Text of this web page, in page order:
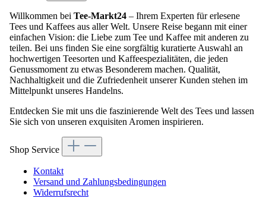
Willkommen bei Tee-Markt24 – Ihrem Experten für erlesene
Tees und Kaffees aus aller Welt. Unsere Reise begann mit einer
einfachen Vision: die Liebe zum Tee und Kaffee mit anderen zu
teilen. Bei uns finden Sie eine sorgfältig kuratierte Auswahl an
hochwertigen Teesorten und Kaffeespezialitäten, die jeden
Genussmoment zu etwas Besonderem machen. Qualität,
Nachhaltigkeit und die Zufriedenheit unserer Kunden stehen im
Mittelpunkt unseres Handelns.
Entdecken Sie mit uns die faszinierende Welt des Tees und lassen
Sie sich von unseren exquisiten Aromen inspirieren.
Shop Service
Kontakt
Versand und Zahlungsbedingungen
Widerrufsrecht